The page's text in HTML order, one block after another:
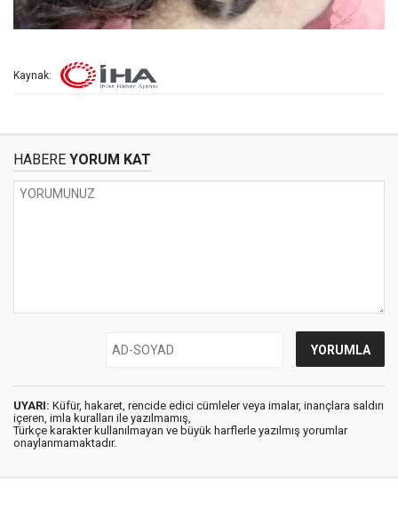
Kaynak:
HABERE YORUM KAT
UYARI: Küfür, hakaret, rencide edici cümleler veya imalar, inançlara saldırı
içeren, imla kuralları ile yazılmamış,
Türkçe karakter kullanılmayan ve büyük harflerle yazılmış yorumlar
onaylanmamaktadır.